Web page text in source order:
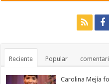
Reciente Popular
Carolina Mejía